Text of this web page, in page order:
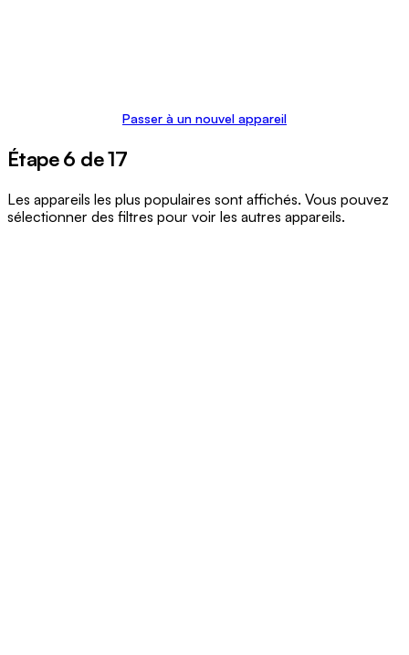
Passer à un nouvel appareil
Étape 6 de 17
Les appareils les plus populaires sont affichés. Vous pouvez
sélectionner des filtres pour voir les autres appareils.